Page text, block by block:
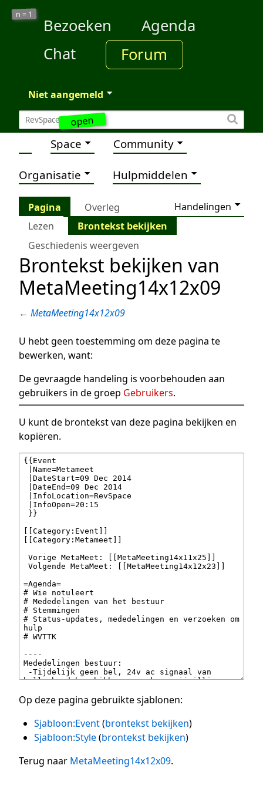
open
n = 1
Bezoeken
Agenda
Chat
Forum
Niet aangemeld
Space Community
Organisatie Hulpmiddelen
Pagina Overleg
Handelingen
Lezen
Brontekst bekijken
Geschiedenis weergeven
Brontekst bekijken van
MetaMeeting14x12x09
← MetaMeeting14x12x09
U hebt geen toestemming om deze pagina te
bewerken, want:
De gevraagde handeling is voorbehouden aan
gebruikers in de groep Gebruikers.
U kunt de brontekst van deze pagina bekijken en
kopiëren.
Op deze pagina gebruikte sjablonen:
Sjabloon:Event(brontekst bekijken)
Sjabloon:Style(brontekst bekijken)
Terug naar MetaMeeting14x12x09.